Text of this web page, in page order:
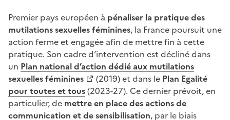
Premier pays européen à pénaliser la pratique des
mutilations sexuelles féminines, la France poursuit une
action ferme et engagée afin de mettre fin à cette
pratique. Son cadre d’intervention est décliné dans
un Plan national d’action dédié aux mutilations
sexuelles féminines
(2019) et dans le Plan Egalité
pour toutes et tous(2023-27). Ce dernier prévoit, en
particulier, de mettre en place des actions de
communication et de sensibilisation, par le biais